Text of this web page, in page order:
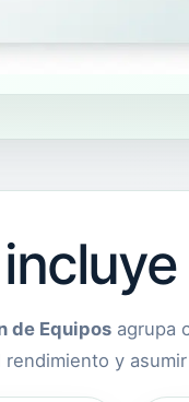
de Equipos agrupa
rendimiento y